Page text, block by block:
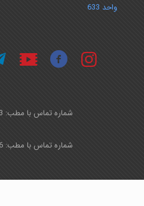
واحد 633
شماره تماس با مطب: 23 11 23 22 021
شماره تماس با مطب: 16 11 01 22 021